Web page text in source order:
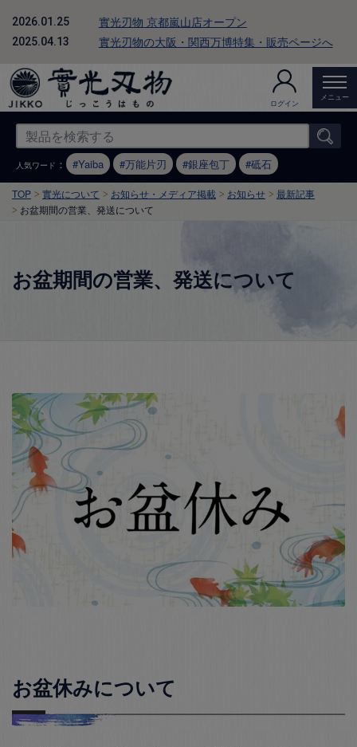
2026.01.25 實光刃物 京都嵐山店オープン
2025.04.13 實光刃物の大阪・関西万博特集・販売ページへ
ログイン
メニュー
人気ワード ： Yaiba 万能片刃 銀座包丁 砥石
TOP 實光について お知らせ・メディア掲載 お知らせ
最新記事
お盆期間の営業、発送について
お盆期間の営業、発送について
お盆休みについて